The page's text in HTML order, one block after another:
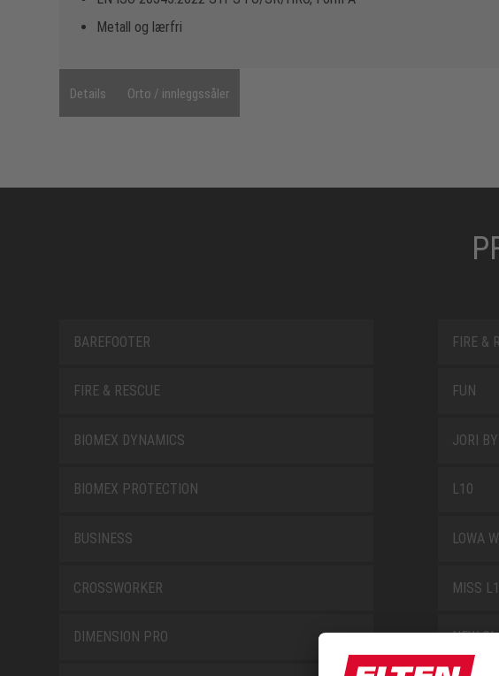
Metall og lærfri
Details Orto / innleggssåler
BAREFOOTER
FIRE & RESCUE
BIOMEX DYNAMICS
BIOMEX PROTECTION
BUSINESS
CROSSWORKER
DIMENSION PRO
FIRE &
FUN
JORI
L10
LOWA
MISS
NEW